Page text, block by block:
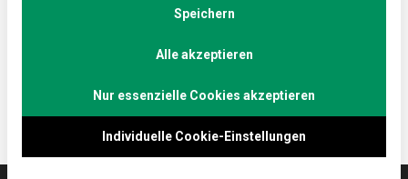
Bitteres zu stoßen. Es sei denn, man hilft nach.
BitterLiebe gesprochen.
Speichern
Alle akzeptieren
Nur essenzielle Cookies akzeptieren
Individuelle Cookie-Einstellungen